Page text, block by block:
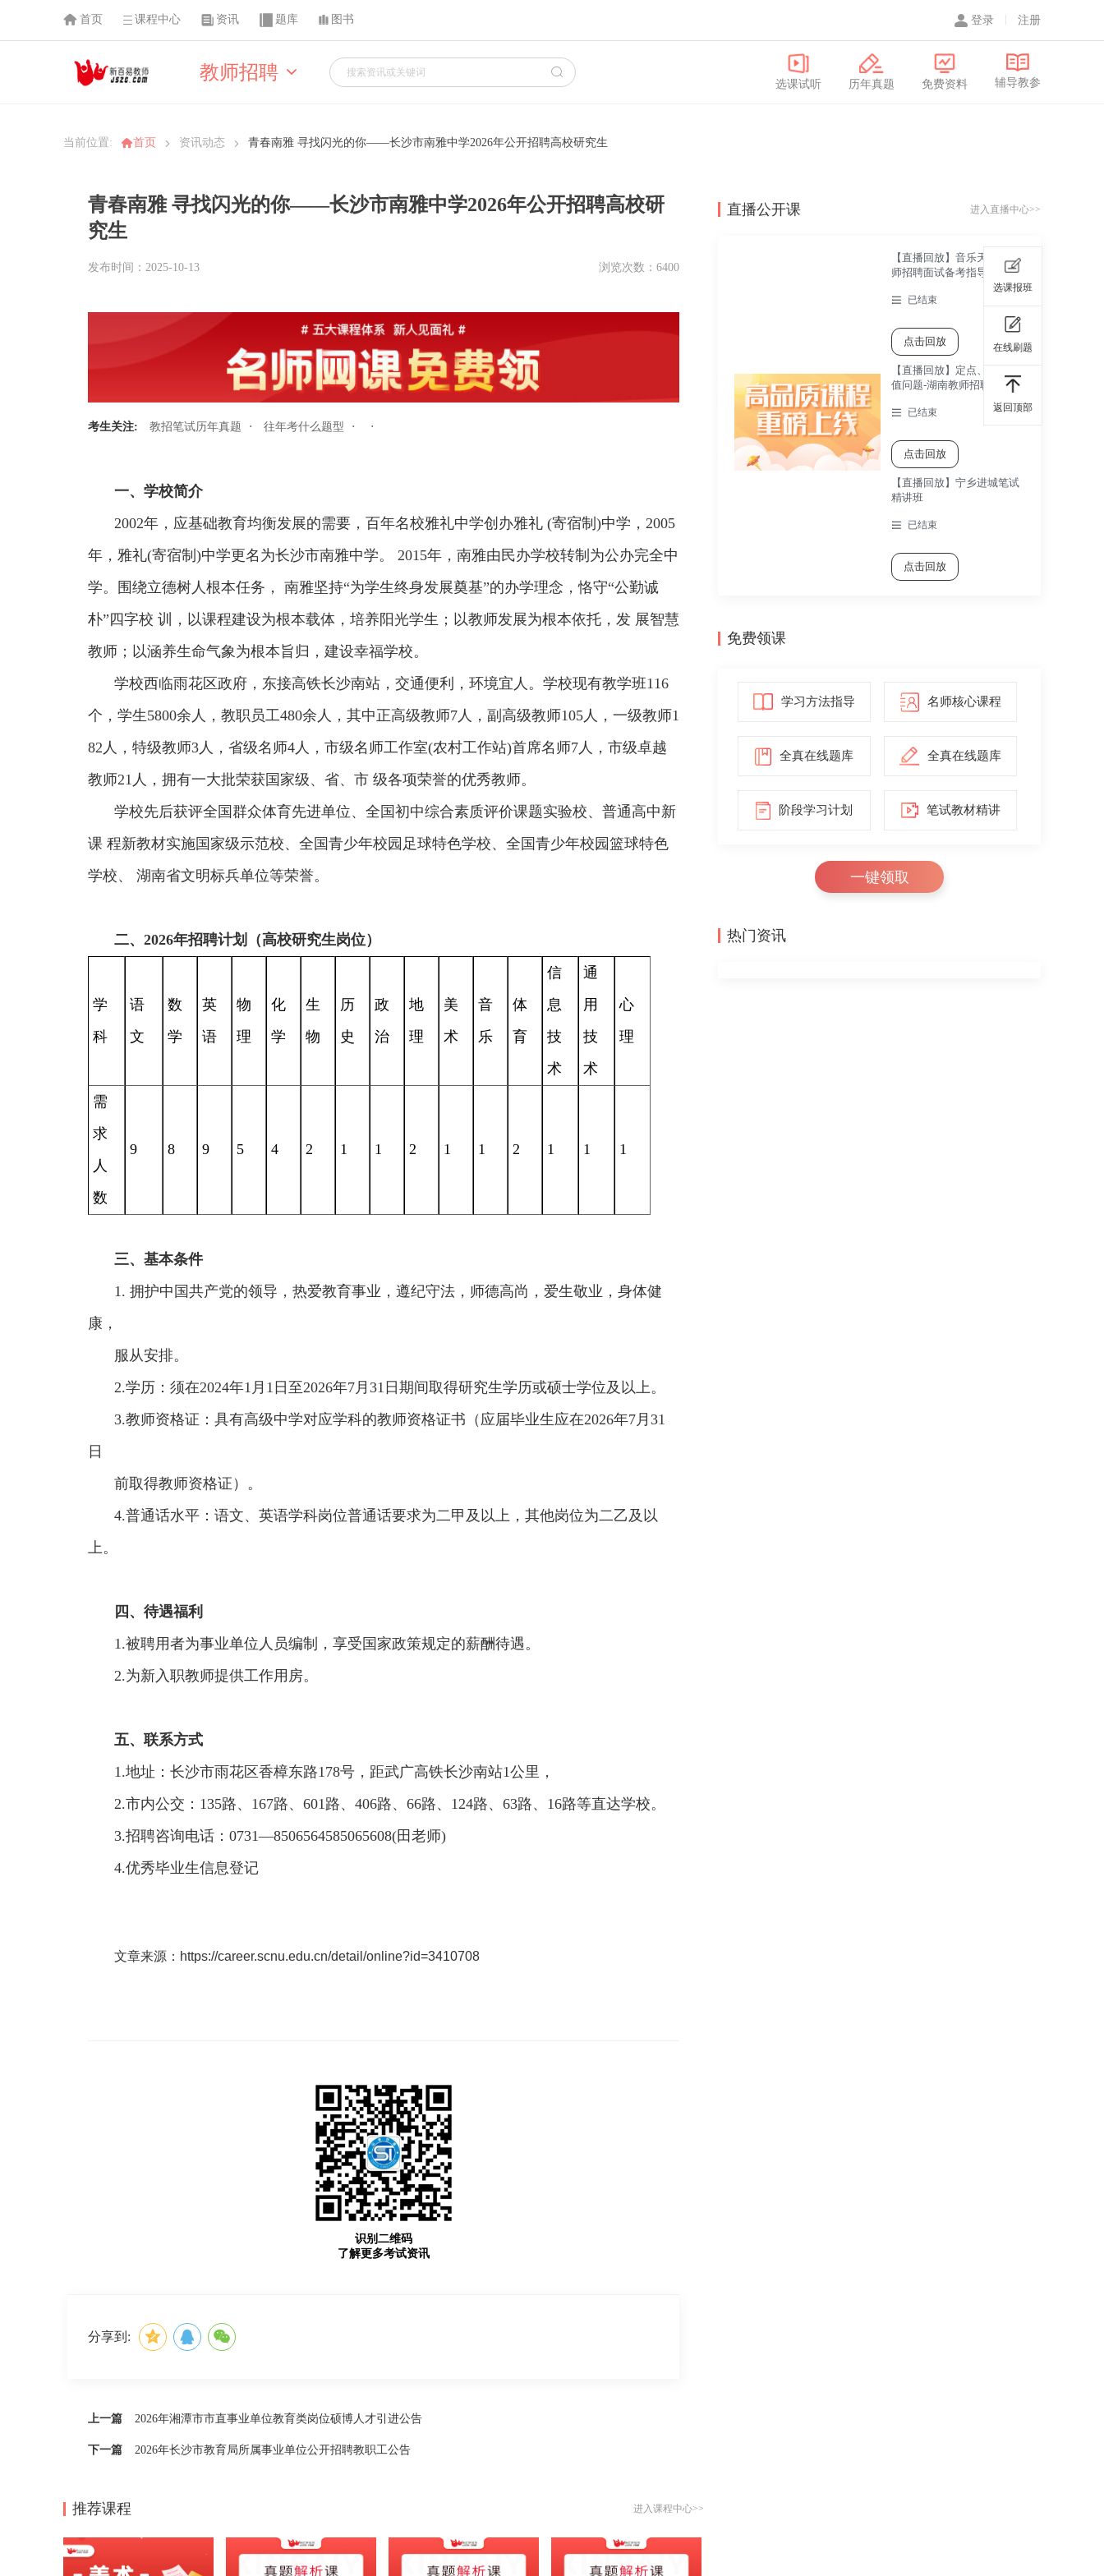
首页 课程中心 资讯 题库 图书 登录 注册
教师招聘
选课试听 历年真题 免费资料 辅导教参
当前位置: 首页 资讯动态 青春南雅 寻找闪光的你——长沙市南雅中学2026年公开招聘高校研究生
青春南雅 寻找闪光的你——长沙市南雅中学2026年公开招聘高校研
究生
发布时间：2025-10-13 浏览次数：6400
考生关注: 教招笔试历年真题 · 往年考什么题型 · ·
一、学校简介
2002年，应基础教育均衡发展的需要，百年名校雅礼中学创办雅礼 (寄宿制)中学，2005
年，雅礼(寄宿制)中学更名为长沙市南雅中学。 2015年，南雅由民办学校转制为公办完全中
学。围绕立德树人根本任务， 南雅坚持“为学生终身发展奠基”的办学理念，恪守“公勤诚
朴”四字校 训，以课程建设为根本载体，培养阳光学生；以教师发展为根本依托，发 展智慧
教师；以涵养生命气象为根本旨归，建设幸福学校。
学校西临雨花区政府，东接高铁长沙南站，交通便利，环境宜人。学校现有教学班116
个，学生5800余人，教职员工480余人，其中正高级教师7人，副高级教师105人，一级教师1
82人，特级教师3人，省级名师4人，市级名师工作室(农村工作站)首席名师7人，市级卓越
教师21人，拥有一大批荣获国家级、省、市 级各项荣誉的优秀教师。
学校先后获评全国群众体育先进单位、全国初中综合素质评价课题实验校、普通高中新
课 程新教材实施国家级示范校、全国青少年校园足球特色学校、全国青少年校园篮球特色
学校、 湖南省文明标兵单位等荣誉。
二、2026年招聘计划（高校研究生岗位）
学
科
语
文
数
学
英
语
物
理
化
学
生
物
历
史
政
治
地
理
美
术
音
乐
体
育
信
息
技
术
通
用
技
术
心
理
需
求
人
数
9 8 9 5 4 2 1 1 2 1 1 2 1 1 1
三、基本条件
1. 拥护中国共产党的领导，热爱教育事业，遵纪守法，师德高尚，爱生敬业，身体健
康，
服从安排。
2.学历：须在2024年1月1日至2026年7月31日期间取得研究生学历或硕士学位及以上。
3.教师资格证：具有高级中学对应学科的教师资格证书（应届毕业生应在2026年7月31
日
前取得教师资格证）。
4.普通话水平：语文、英语学科岗位普通话要求为二甲及以上，其他岗位为二乙及以
上。
四、待遇福利
1.被聘用者为事业单位人员编制，享受国家政策规定的薪酬待遇。
2.为新入职教师提供工作用房。
五、联系方式
1.地址：长沙市雨花区香樟东路178号，距武广高铁长沙南站1公里，
2.市内公交：135路、167路、601路、406路、66路、124路、 63路、16路等直达学校。
3.招聘咨询电话：0731—8506564585065608(田老师)
4.优秀毕业生信息登记
文章来源：https://career.scnu.edu.cn/detail/online?id=3410708
识别二维码
了解更多考试资讯
分享到:
上一篇 2026年湘潭市市直事业单位教育类岗位硕博人才引进公告
下一篇 2026年长沙市教育局所属事业单位公开招聘教职工公告
推荐课程 进入课程中心>>
直播公开课 进入直播中心>>
【直播回放】音乐天心区教
师招聘面试备考指导直播课
已结束
点击回放
【直播回放】定点、动点最
值问题-湖南教师招聘考试数
已结束
点击回放
【直播回放】宁乡进城笔试
精讲班
已结束
点击回放
免费领课
学习方法指导 名师核心课程
全真在线题库 全真在线题库
阶段学习计划 笔试教材精讲
一键领取
热门资讯
选课报班
在线刷题
返回顶部